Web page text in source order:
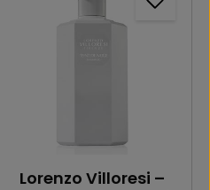
Lorenzo Villoresi –